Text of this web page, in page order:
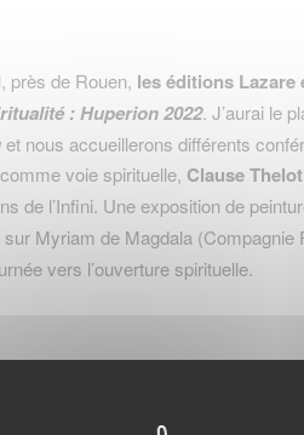
, près de Rouen, leséditions Lazare
: Huperion 2022. J’aurai le
et nous accueillerons différents
voie spirituelle, Clause Thelot
de l’Infini. Une exposition de
sur Myriam de Magdala (Compagnie
vers l’ouverture spirituelle.